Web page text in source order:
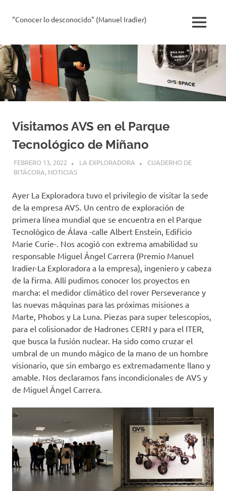
La
Exploradora
"Conocer lo desconocido" (Manuel Iradier)
MENÚ
Visitamos AVS en el Parque
Tecnológico de Miñano
FEBRERO 13, 2022 LA EXPLORADORA
CUADERNO DE
BITÁCORA, NOTICIAS
Ayer La Exploradora tuvo el privilegio de visitar la sede
de la empresa AVS. Un centro de exploración de
primera línea mundial que se encuentra en el Parque
Tecnológico de Álava -calle Albert Enstein, Edificio
Marie Curie-. Nos acogió con extrema amabilidad su
responsable Miguel Ángel Carrera (Premio Manuel
Iradier-La Exploradora a la empresa), ingeniero y cabeza
de la firma. Allí pudimos conocer los proyectos en
marcha: el medidor climático del rover Perseverance y
las nuevas máquinas para las próximas misiones a
Marte, Phobos y La Luna. Piezas para super telescopios,
para el colisionador de Hadrones CERN y para el ITER,
que busca la fusión nuclear. Ha sido como cruzar el
umbral de un mundo mágico de la mano de un hombre
visionario, que sin embargo es extremadamente llano y
amable. Nos declaramos fans incondicionales de AVS y
de Miguel Ángel Carrera.